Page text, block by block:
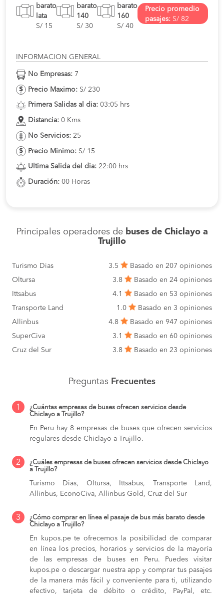
barato
lata
S/ 15
barato
140
S/ 30
barato
160
S/ 40
Precio promedio
pasajes: S/ 82
INFORMACION GENERAL
No Empresas: 7
Precio Maximo: S/ 230
Primera Salidas al dia: 03:05 hrs
Distancia: 0 Kms
No Servicios: 25
Precio Minimo: S/ 15
Ultima Salida del dia: 22:00 hrs
Duración: 00 Horas
Principales operadores de buses de Chiclayo a
Trujillo
Turismo Dias 3.5
Basado en 207 opiniones
Oltursa
3.8
Basado en 24 opiniones
Ittsabus
4.1
Basado en 53 opiniones
Transporte Land
1.0
Basado en 3 opiniones
Allinbus
4.8
Basado en 947 opiniones
SuperCiva
3.1
Basado en 60 opiniones
Cruz del Sur
3.8 Basado en 23 opiniones
Preguntas Frecuentes
1
¿Cuántas empresas de buses ofrecen servicios desde
Chiclayo a Trujillo?
En Peru hay 8 empresas de buses que ofrecen servicios
regulares desde Chiclayo a Trujillo.
2
¿Cuáles empresas de buses ofrecen servicios desde Chiclayo
a Trujillo?
Turismo Dias, Oltursa, Ittsabus, Transporte Land,
Allinbus, EconoCiva, Allinbus Gold, Cruz del Sur
3
¿Cómo comprar en línea el pasaje de bus más barato desde
Chiclayo a Trujillo?
En kupos.pe te ofrecemos la posibilidad de comparar
en línea los precios, horarios y servicios de la mayoría
de las empresas de buses en Peru. Puedes visitar
kupos.pe o descargar nuestra app y comprar tus pasajes
de la manera más fácil y conveniente para ti, utilizando
efectivo, tarjeta de débito o crédito, PayPal, etc.